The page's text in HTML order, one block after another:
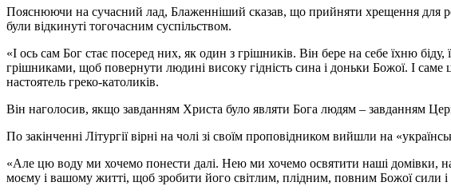
Пояснюючи на сучасний лад, Блаженніший сказав, що прийняти хрещення для
були відкинуті тогочасним суспільством.
«І ось сам Бог стає посеред них, як один з грішників. Він бере на себе їхню
грішниками, щоб повернути людині високу гідність сина і доньки Божої. І
настоятель греко-католиків.
Він наголосив, якщо завданням Христа було являти Бога людям – завданням
По закінченні Літургії вірні на чолі зі своїм проповідником вийшли на
«Але цю воду ми хочемо понести далі. Нею ми хочемо освятити наші домівки,
моєму і вашому житті, щоб зробити його світлим, плідним, повним Божої сили